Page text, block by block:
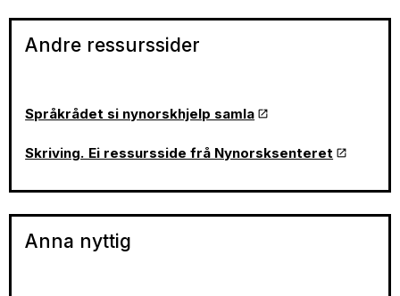
Andre ressurssider
Språkrådet si nynorskhjelp samla
Skriving. Ei ressursside frå Nynorsksenteret
Anna nyttig